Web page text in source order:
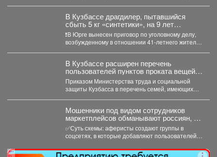
В Кузбассе драгдилер, пытавшийся
сбыть 5 кг «синтетики», на 9 лет
отправится в колонию строгого режима
❗В Юрге вынесен приговор по уголовному делу,
возбужденному в отношении 41-летнего жителя
В Кузбассе расширен перечень
пользователей пунктов проката вещей
для новорожденных
Приказом Министерства труда и социальной
защиты Кузбасса в перечень семей, имеющих
Мошенники под видом сотрудников
маркетплейсов обманывают россиян, у
которых скоро день рождения.
✅Суть схемы: аферисты создают группы в
соцсетях, в которые добавляют пользователей в